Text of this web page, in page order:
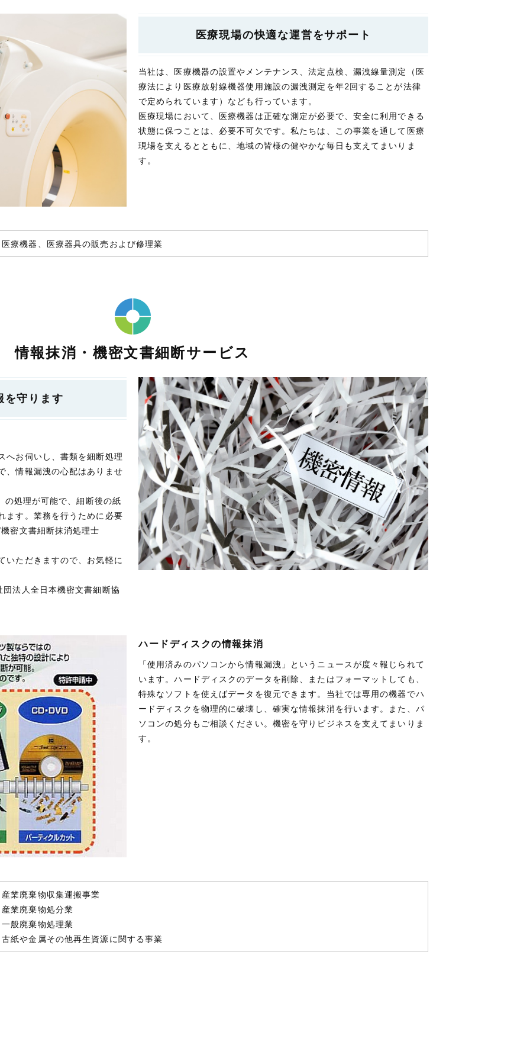
医療現場の快適な運営をサポート
当社は、医療機器の設置やメンテナンス、法定点検、漏洩線量測定（医
療法により医療放射線機器使用施設の漏洩測定を年2回することが法律
で定められています）なども行っています。
医療現場において、医療機器は正確な測定が必要で、安全に利用できる
状態に保つことは、必要不可欠です。私たちは、この事業を通して医療
現場を支えるとともに、地域の皆様の健やかな毎日も支えてまいりま
す。
医療機器、医療器具の販売および修理業
情報抹消・機密文書細断サービス
を守ります
へお伺いし、書類を細断処理
、情報漏洩の心配はありませ
処理が可能で、細断後の紙
ます。業務を行うために必要
密文書細断抹消処理士
いただきますので、お気軽に
法人全日本機密文書細断協
ハードディスクの情報抹消
「使用済みのパソコンから情報漏洩」というニュースが度々報じられて
います。ハードディスクのデータを削除、またはフォーマットしても、
特殊なソフトを使えばデータを復元できます。当社では専用の機器でハ
ードディスクを物理的に破壊し、確実な情報抹消を行います。また、パ
ソコンの処分もご相談ください。機密を守りビジネスを支えてまいりま
す。
産業廃棄物収集運搬事業
産業廃棄物処分業
一般廃棄物処理業
古紙や金属その他再生資源に関する事業